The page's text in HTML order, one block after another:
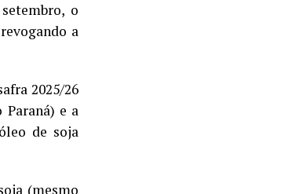
o
a
2025/26
e a
de soja
(mesmo